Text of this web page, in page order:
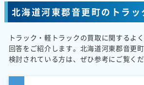
北海道河東郡音更町のトラ
トラック・軽トラックの買取に関するよ
回答をご紹介します。北海道河東郡音更
検討されている方は、ぜひ参考にご覧くだ